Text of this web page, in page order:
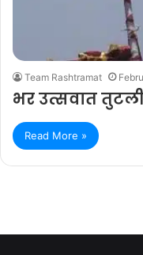
Team Rashtramat
भर उत्सवात
Read More »